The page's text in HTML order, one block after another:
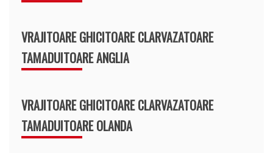
VRAJITOARE GHICITOARE CLARVAZATOARE
TAMADUITOARE ANGLIA
VRAJITOARE GHICITOARE CLARVAZATOARE
TAMADUITOARE OLANDA